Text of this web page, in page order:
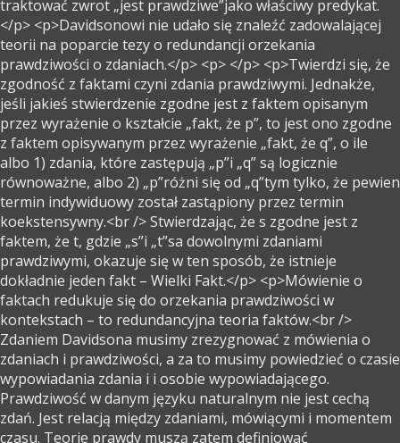
traktować zwrot „jest prawdziwe”jako właściwy predykat.
</p> <p>Davidsonowi nie udało się znaleźć zadowalającej
teorii na poparcie tezy o redundancji orzekania
prawdziwości o zdaniach.</p> <p> </p> <p>Twierdzi się, że
zgodność z faktami czyni zdania prawdziwymi. Jednakże,
jeśli jakieś stwierdzenie zgodne jest z faktem opisanym
przez wyrażenie o kształcie „fakt, że p”, to jest ono zgodne
z faktem opisywanym przez wyrażenie „fakt, że q”, o ile
albo 1) zdania, które zastępują „p”i „q” są logicznie
równoważne, albo 2) „p”różni się od „q”tym tylko, że pewien
termin indywiduowy został zastąpiony przez termin
koekstensywny.<br /> Stwierdzając, że s zgodne jest z
faktem, że t, gdzie „s”i „t”sa dowolnymi zdaniami
prawdziwymi, okazuje się w ten sposób, że istnieje
dokładnie jeden fakt – Wielki Fakt.</p> <p>Mówienie o
faktach redukuje się do orzekania prawdziwości w
kontekstach – to redundancyjna teoria faktów.<br />
Zdaniem Davidsona musimy zrezygnować z mówienia o
zdaniach i prawdziwości, a za to musimy powiedzieć o czasie
wypowiadania zdania i i osobie wypowiadającego.
Prawdziwość w danym języku naturalnym nie jest cechą
zdań. Jest relacją między zdaniami, mówiącymi i momentem
czasu. Teorie prawdy muszą zatem definiować